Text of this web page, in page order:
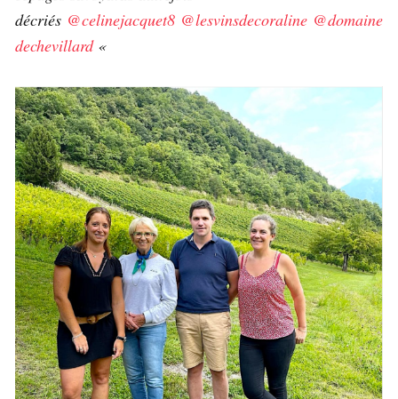
décriés @celinejacquet8 @lesvinsdecoraline @domaine
dechevillard«